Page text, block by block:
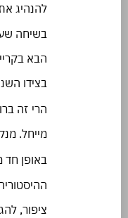
להנהיג
הבא
בצידו
הרי זה
מייחל.
באופן חד
ציפור,